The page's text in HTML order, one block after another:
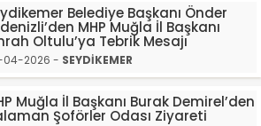
Belediye Başkanı Önder
MHP Muğla İl Başkanı
Oltulu’ya Tebrik Mesajı
04-2026 - SEYDİKEMER
Muğla İl Başkanı Burak Demirel’den
Şoförler Odası Ziyareti